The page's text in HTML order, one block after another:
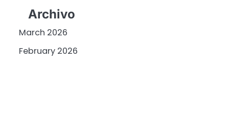
Archivo
March 2026
February 2026